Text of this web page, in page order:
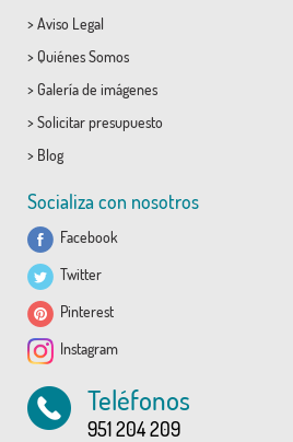
> Aviso Legal
> Quiénes Somos
> Galería de imágenes
> Solicitar presupuesto
> Blog
Socializa con nosotros
Facebook
Twitter
Pinterest
Instagram
Teléfonos
951 204 209